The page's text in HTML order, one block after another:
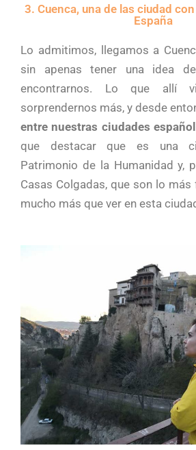
3. Cuenca, una de las ciudad
España
Lo admitimos, llegamos a
sin apenas tener una idea
encontrarnos. Lo que allí
sorprendernos más, y desde
entre nuestras ciudades
que destacar que es una
Patrimonio de la Humanidad y,
Casas Colgadas, que son lo
mucho más que ver en esta